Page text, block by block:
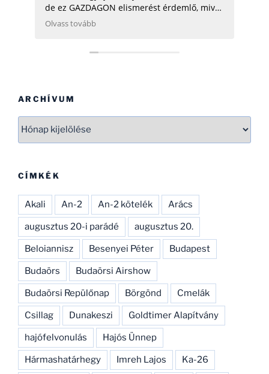
de ez GAZDAGON elismerést érdemlő, mivel
ezen adatok összegyűjtése, rendszerezése
helikopterrel (MI2) kapcsolatban tudok
Olvass tovább
ARCHÍVUM
CÍMKÉK
Akali An-2 An-2 kötelék Arács
augusztus 20-i parádé augusztus 20.
Beloiannisz Besenyei Péter Budapest
Budaörs Budaörsi Airshow
Budaörsi Repülőnap Börgönd Cmelák
Csillag Dunakeszi Goldtimer Alapítvány
hajófelvonulás Hajós Ünnep
Hármashatárhegy Imreh Lajos Ka-26